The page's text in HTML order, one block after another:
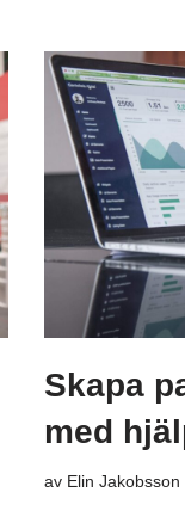
Skapa
med
av Elin Jakobsson